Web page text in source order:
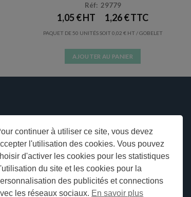
continuer à utiliser ce site, vous devez
l'utilisation des cookies. Vous pouvez
d'activer les cookies pour les statistiques
du site et les cookies pour la
des publicités et connections
les réseaux sociaux. En savoir plus
Réf: 29779
1,05€ 1,26€
PAQUET DE 50 UNITÉS SOIT 0,02 € / GOBELET
AJOUTER AU PANIER